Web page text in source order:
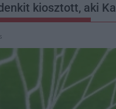
kiosztott, aki